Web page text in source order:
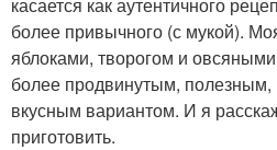
более привычного (с мукой).
яблоками, творогом и
более продвинутым,
вкусным вариантом. И я
приготовить.